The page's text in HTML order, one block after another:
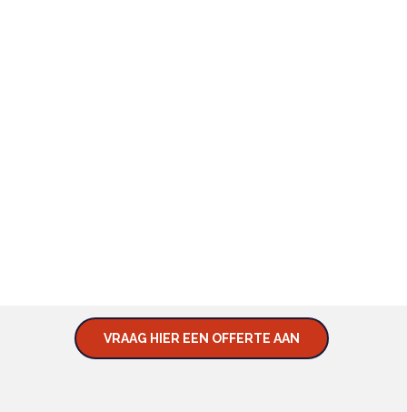
VRAAG HIER EEN OFFERTE AAN